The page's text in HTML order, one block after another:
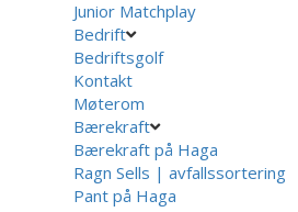
Junior Matchplay
Bedrift
Bedriftsgolf
Kontakt
Møterom
Bærekraft
Bærekraft på Haga
Ragn Sells | avfallssortering
Pant på Haga